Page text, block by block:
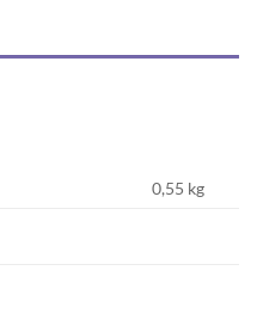
0,55 kg